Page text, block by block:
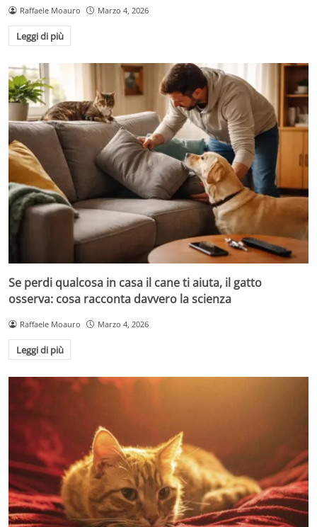
Raffaele Moauro Marzo 4, 2026
Leggi di più
Se perdi qualcosa in casa il cane ti aiuta, il gatto
osserva: cosa racconta davvero la scienza
Raffaele Moauro Marzo 4, 2026
Leggi di più